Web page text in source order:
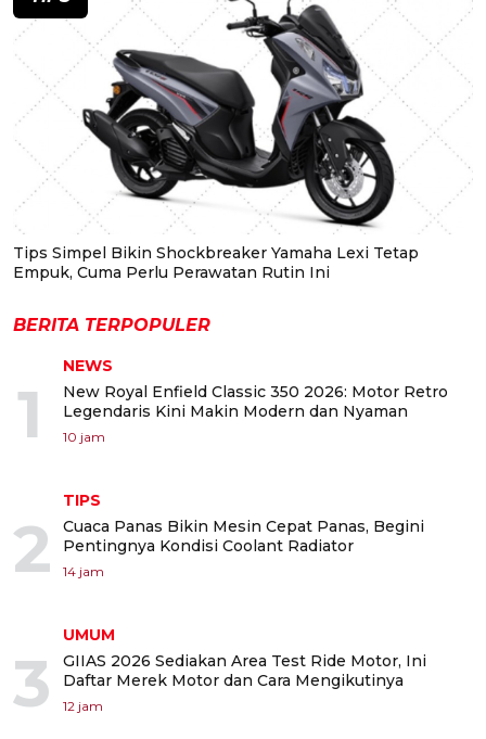
Tips Simpel Bikin Shockbreaker Yamaha Lexi Tetap
Empuk, Cuma Perlu Perawatan Rutin Ini
BERITA TERPOPULER
1
NEWS
New Royal Enfield Classic 350 2026: Motor Retro
Legendaris Kini Makin Modern dan Nyaman
10 jam
2
TIPS
Cuaca Panas Bikin Mesin Cepat Panas, Begini
Pentingnya Kondisi Coolant Radiator
14 jam
3
UMUM
GIIAS 2026 Sediakan Area Test Ride Motor, Ini
Daftar Merek Motor dan Cara Mengikutinya
12 jam